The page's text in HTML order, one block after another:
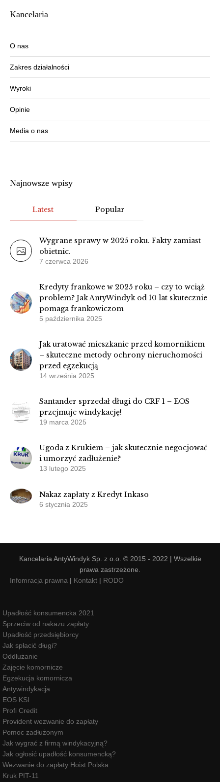
Kancelaria
O nas
Zakres działalności
Wyroki
Opinie
Media o nas
Najnowsze wpisy
Latest Popular
Wygrane sprawy w 2025 roku. Fakty zamiast
obietnic.
7 czerwca 2026
Kredyty frankowe w 2025 roku – czy to wciąż
problem? Jak AntyWindyk od 10 lat skutecznie
pomaga frankowiczom
5 października 2025
Jak uratować mieszkanie przed komornikiem
– skuteczne metody ochrony nieruchomości
przed egzekucją
14 września 2025
Santander sprzedał długi do CRF 1 – EOS
przejmuje windykację!
19 marca 2025
Ugoda z Krukiem – jak skutecznie negocjować
i umorzyć zadłużenie?
13 lutego 2025
Nakaz zapłaty z Kredyt Inkaso
6 stycznia 2025
Kancelaria AntyWindyk Sp. z o.o. © 2015 - 2022 | Wszelkie
prawa zastrzeżone.
Infomracja prawna | Kontakt | RODO
Upadłość konsumencka 2021
Sprzeciw od nakazu zapłaty
Upadłość przedsiębiorcy
Jak spłacić długi?
Oddłużanie
Zajęcie komornicze
Egzekucja komornicza
Antywindykacja
EOS KSI
Profi Credit
Provident wezwanie do zapłaty
Pomoc zadłużonym
Jak wygrać z firmą windykacyjną?
Jak ogłosić upadłość konsumencką?
Wezwanie do zapłaty Hoist Polska
Kruk PIT-11